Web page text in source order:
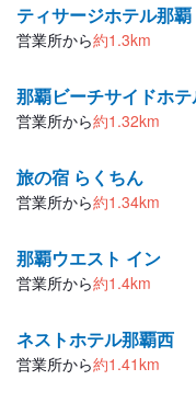
ティサージホテル那覇
営業所から約1.3km
那覇ビーチサイドホテ
営業所から約1.32km
旅の宿 らくちん
営業所から約1.34km
那覇ウエスト イン
営業所から約1.4km
ネストホテル那覇西
営業所から約1.41km